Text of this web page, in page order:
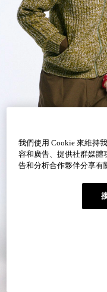
GU Utility 兼具機能
2026 秋冬系列，部
我們使用 Cookie 來維持
容和廣告、提供社群媒體
告和分析合作夥伴分享有